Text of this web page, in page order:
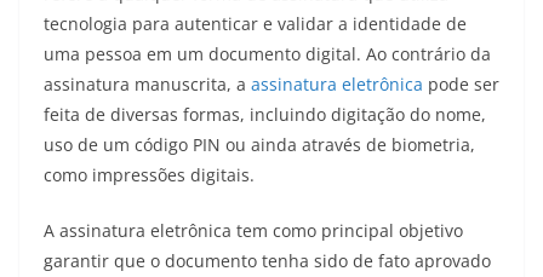
tecnologia para autenticar e validar a identidade de
uma pessoa em um documento digital. Ao contrário da
assinatura manuscrita, a assinatura eletrônica pode ser
feita de diversas formas, incluindo digitação do nome,
uso de um código PIN ou ainda através de biometria,
como impressões digitais.
A assinatura eletrônica tem como principal objetivo
garantir que o documento tenha sido de fato aprovado